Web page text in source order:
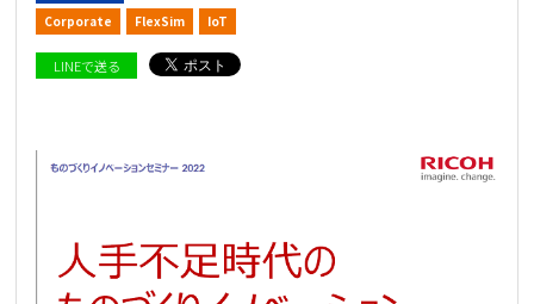
Corporate
FlexSim IoT
LINEで送る